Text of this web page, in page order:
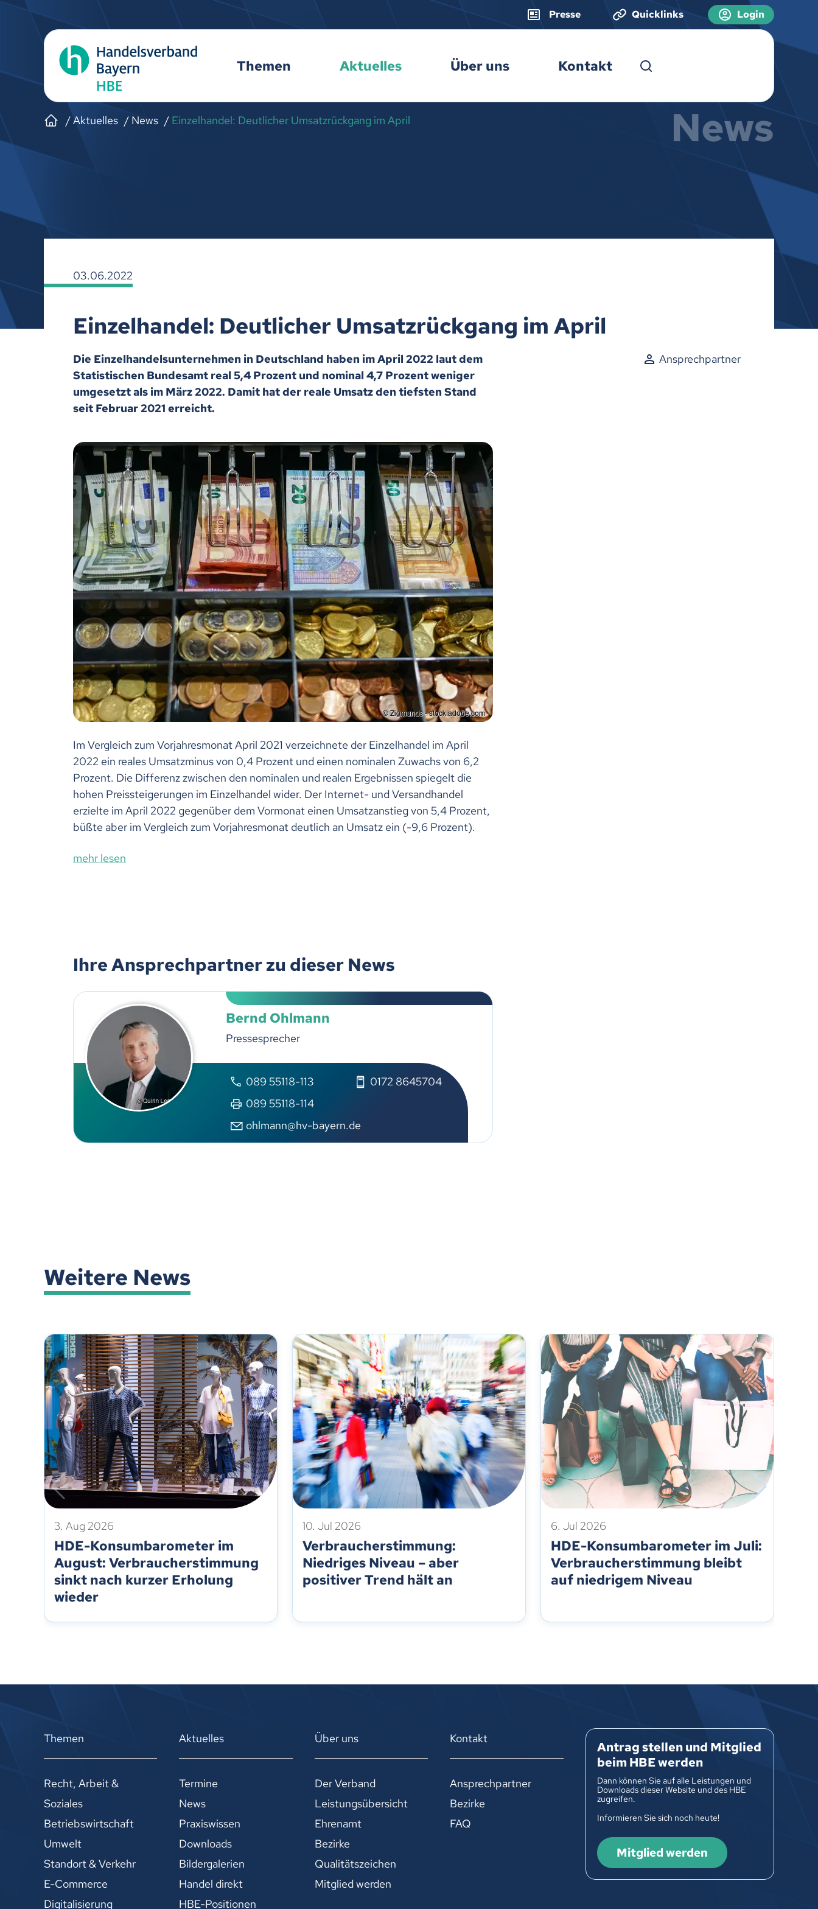
Presse Quicklinks Login
Themen Aktuelles Über uns Kontakt
Aktuelles News Einzelhandel: Deutlicher Umsatzrückgang im April News
03.06.2022
Einzelhandel: Deutlicher Umsatzrückgang im April
Die Einzelhandelsunternehmen in Deutschland haben im April 2022 laut dem
Statistischen Bundesamt real 5,4 Prozent und nominal 4,7 Prozent weniger
umgesetzt als im März 2022. Damit hat der reale Umsatz den tiefsten Stand
seit Februar 2021 erreicht.
Ansprechpartner
Im Vergleich zum Vorjahresmonat April 2021 verzeichnete der Einzelhandel im April
2022 ein reales Umsatzminus von 0,4 Prozent und einen nominalen Zuwachs von 6,2
Prozent. Die Differenz zwischen den nominalen und realen Ergebnissen spiegelt die
hohen Preissteigerungen im Einzelhandel wider. Der Internet- und Versandhandel
erzielte im April 2022 gegenüber dem Vormonat einen Umsatzanstieg von 5,4 Prozent,
büßte aber im Vergleich zum Vorjahresmonat deutlich an Umsatz ein (-9,6 Prozent).
mehr lesen
Ihre Ansprechpartner zu dieser News
Bernd Ohlmann
Pressesprecher
089 55118-113
0172 8645704
089 55118-114
ohlmann@hv-bayern.de
Weitere News
3. Aug 2026
HDE-Konsumbarometer im
August: Verbraucherstimmung
sinkt nach kurzer Erholung
wieder
10. Jul 2026
Verbraucherstimmung:
Niedriges Niveau – aber
positiver Trend hält an
6. Jul 2026
HDE-Konsumbarometer im Juli:
Verbraucherstimmung bleibt
auf niedrigem Niveau
Themen
Recht, Arbeit &
Soziales
Betriebswirtschaft
Umwelt
Standort & Verkehr
E-Commerce
Digitalisierung
Aktuelles
Termine
News
Praxiswissen
Downloads
Bildergalerien
Handel direkt
HBE-Positionen
Über uns
Der Verband
Leistungsübersicht
Ehrenamt
Bezirke
Qualitätszeichen
Mitglied werden
Kontakt
Ansprechpartner
Bezirke
FAQ
Antrag stellen und Mitglied
beim HBE werden
Dann können Sie auf alle Leistungen und
Downloads dieser Website und des HBE
zugreifen.
Informieren Sie sich noch heute!
Mitglied werden